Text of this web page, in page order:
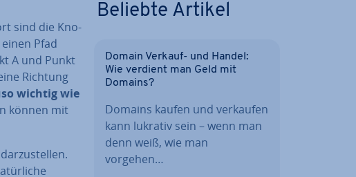
sind die Kno­
Pfad
A und Punkt
Richtung
wichtig wie
können mit
Beliebte Artikel
Domain Verkauf- und Handel:
Wie verdient man Geld mit
Domains?
Domains kaufen und verkaufen
kann lukrativ sein – wenn man
denn weiß, wie man
vorgehen…